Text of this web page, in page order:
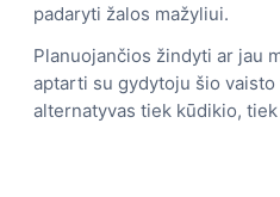
padaryti žalos mažyliui.
Planuojančios žindyti ar jau
aptarti su gydytoju šio
alternatyvas tiek kūdikio,